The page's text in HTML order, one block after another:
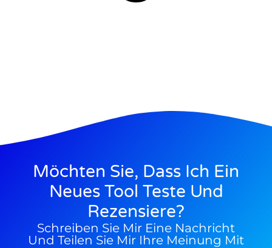
Möchten Sie, Dass Ich Ein
Neues Tool Teste Und
Rezensiere?
Schreiben Sie Mir Eine Nachricht
Und Teilen Sie Mir Ihre Meinung Mit